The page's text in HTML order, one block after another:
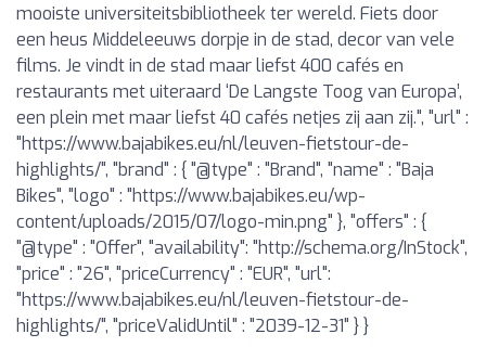
mooiste universiteitsbibliotheek ter wereld. Fiets door
een heus Middeleeuws dorpje in de stad, decor van vele
films. Je vindt in de stad maar liefst 400 cafés en
restaurants met uiteraard ‘De Langste Toog van Europa’,
een plein met maar liefst 40 cafés netjes zij aan zij.", "url" :
"https://www.bajabikes.eu/nl/leuven-fietstour-de-
highlights/", "brand" : { "@type" : "Brand", "name" : "Baja
Bikes", "logo" : "https://www.bajabikes.eu/wp-
content/uploads/2015/07/logo-min.png" }, "offers" : {
"@type" : "Offer", "availability": "http://schema.org/InStock",
"price" : "26", "priceCurrency" : "EUR", "url":
"https://www.bajabikes.eu/nl/leuven-fietstour-de-
highlights/", "priceValidUntil" : "2039-12-31" } }